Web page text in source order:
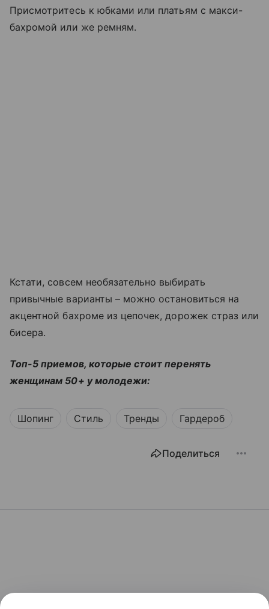
Присмотритесь к юбками или платьям с макси-
бахромой или же ремням.
Кстати, совсем необязательно выбирать
привычные варианты – можно остановиться на
акцентной бахроме из цепочек, дорожек страз или
бисера.
Топ-5 приемов, которые стоит перенять
женщинам 50+ у молодежи:
Шопинг Стиль Тренды Гардероб
Поделиться